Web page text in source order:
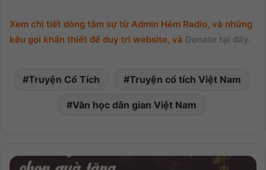
Xem chi tiết dòng tâm sự từ Admin Hẻm Radio, và những
kêu gọi khẩn thiết để duy trì website, và Donate tại đây.
Truyện Cổ Tích Truyện cổ tích Việt Nam
Văn học dân gian Việt Nam